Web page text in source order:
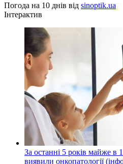
Погода на 10 днів від sinoptik.ua
Інтерактив
За останні 5 років майже в
виявили онкопатології